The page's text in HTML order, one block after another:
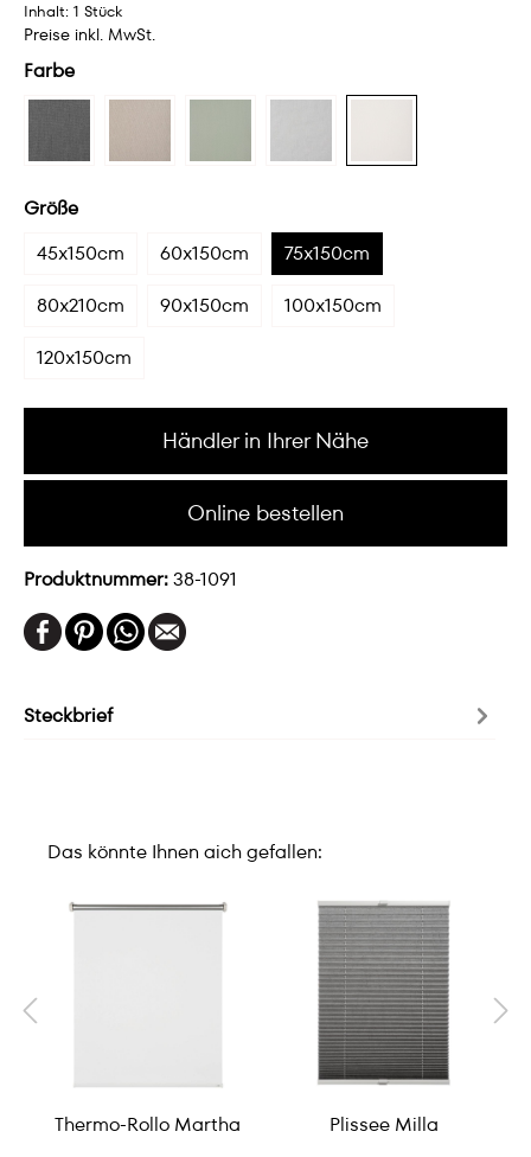
Inhalt: 1 Stück
Preise inkl. MwSt.
Farbe
Größe
45x150cm
60x150cm
75x150cm
80x210cm
90x150cm
100x150cm
120x150cm
Händler in Ihrer Nähe
Online bestellen
Produktnummer:38-1091
Steckbrief
Das könnte Ihnen aich gefallen:
Thermo-Rollo Martha Plissee Milla